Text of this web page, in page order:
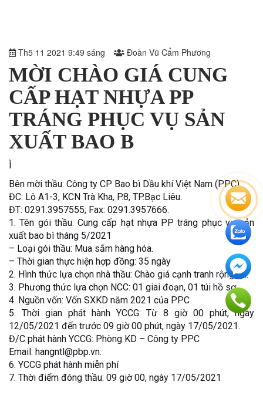
Th5 11 2021 9:49 sáng Đoàn Vũ Cẩm Phương
MỜI CHÀO GIÁ CUNG
CẤP HẠT NHỰA PP
TRÁNG PHỤC VỤ SẢN
XUẤT BAO B
Ì
Bên mời thầu: Công ty CP Bao bì Dầu khí Việt Nam (PPC)
ĐC: Lô A1-3, KCN Trà Kha, P.8, TP.Bạc Liêu.
ĐT: 0291.3957555; Fax: 0291.3957666.
1. Tên gói thầu: Cung cấp hạt nhựa PP tráng phục vụ sản
xuất bao bì tháng 5/2021
– Loại gói thầu: Mua sắm hàng hóa.
– Thời gian thực hiện hợp đồng: 35 ngày
2. Hình thức lựa chọn nhà thầu: Chào giá cạnh tranh rộng rãi.
3. Phương thức lựa chọn NCC: 01 giai đoạn, 01 túi hồ sơ.
4. Nguồn vốn: Vốn SXKD năm 2021 của PPC
5. Thời gian phát hành YCCG: Từ 8 giờ 00 phút, ngày
12/05/2021 đến trước 09 giờ 00 phút, ngày 17/05/2021.
Đ/C phát hành YCCG: Phòng KD – Công ty PPC
Email: hangntl@pbp.vn.
6. YCCG phát hành miễn phí
7. Thời điểm đóng thầu: 09 giờ 00, ngày 17/05/2021